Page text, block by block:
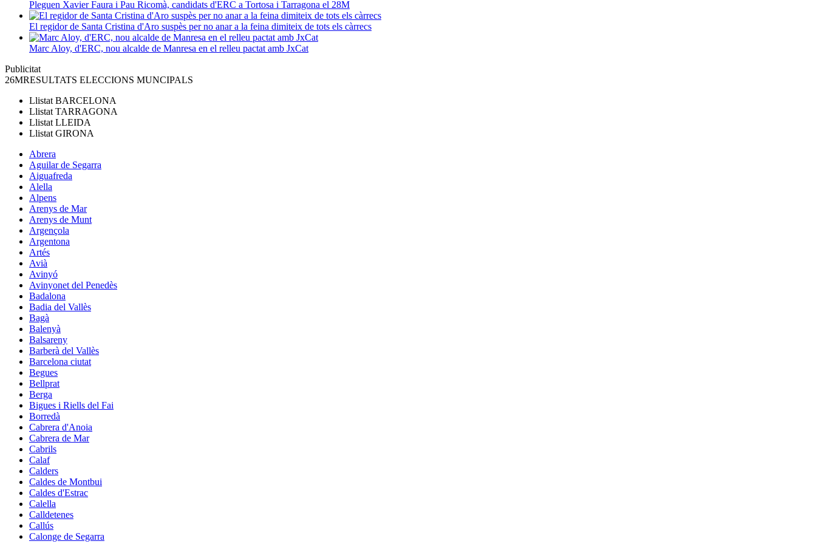
Pleguen Xavier Faura i Pau Ricomà, candidats d'ERC a Tortosa i Tarragona el 28M
El regidor de Santa Cristina d'Aro suspès per no anar a la feina dimiteix de tots els càrrecs
Marc Aloy, d'ERC, nou alcalde de Manresa en el relleu pactat amb JxCat
Publicitat
26MRESULTATS ELECCIONS MUNCIPALS
Llistat BARCELONA
Llistat TARRAGONA
Llistat LLEIDA
Llistat GIRONA
Abrera
Aguilar de Segarra
Aiguafreda
Alella
Alpens
Arenys de Mar
Arenys de Munt
Argençola
Argentona
Artés
Avià
Avinyó
Avinyonet del Penedès
Badalona
Badia del Vallès
Bagà
Balenyà
Balsareny
Barberà del Vallès
Barcelona ciutat
Begues
Bellprat
Berga
Bigues i Riells del Fai
Borredà
Cabrera d'Anoia
Cabrera de Mar
Cabrils
Calaf
Calders
Caldes de Montbui
Caldes d'Estrac
Calella
Calldetenes
Callús
Calonge de Segarra